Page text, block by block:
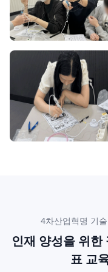
4차산업혁명 기
인재 양성을 위한
표 교